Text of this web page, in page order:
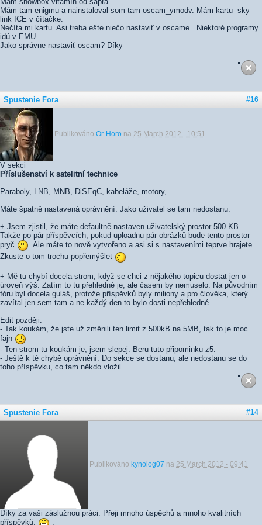
Mám tam enigmu a nainstaloval som tam oscam_ymodv. Mám kartu sky
link ICE v čítačke.
Nečíta mi kartu. Asi treba ešte niečo nastaviť v oscame. Niektoré programy
idú v EMU.
Jako správne nastaviť oscam? Díky
#16
Spustenie Fora
Publikováno Or-Horo na 25 March 2012 - 10:51
V sekci
Příslušenství k satelitní technice
Paraboly, LNB, MNB, DiSEqC, kabeláže, motory,...
Máte špatně nastavená oprávnění. Jako uživatel se tam nedostanu.
+ Jsem zjistil, že máte defaultně nastaven uživatelský prostor 500 KB.
Takže po pár příspěvcích, pokud uploadnu pár obrázků bude tento prostor
pryč
. Ale máte to nově vytvořeno a asi si s nastaveními teprve hrajete.
Zkuste o tom trochu popřemýšlet
+ Mě tu chybí docela strom, když se chci z nějakého topicu dostat jen o
úroveň výš. Zatím to tu přehledné je, ale časem by nemuselo. Na původním
fóru byl docela guláš, protože příspěvků byly miliony a pro člověka, který
zavítal jen sem tam a ne každý den to bylo dosti nepřehledné.
Edit později:
- Tak koukám, že jste už změnili ten limit z 500kB na 5MB, tak to je moc
fajn
- Ten strom tu koukám je, jsem slepej. Beru tuto připominku z5.
- Ještě k té chybě oprávnění. Do sekce se dostanu, ale nedostanu se do
toho příspěvku, co tam někdo vložil.
#14
Spustenie Fora
Publikováno kynolog07 na 25 March 2012 - 09:41
Díky za vaši záslužnou práci. Přeji mnoho úspěchů a mnoho kvalitních
příspěvků.
.